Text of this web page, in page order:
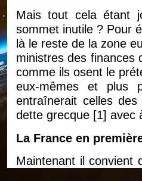
Mais tout cela étant
sommet inutile ? Pour
là le reste de la zone
ministres des finances
comme ils osent le
eux-mêmes et plus
entraînerait celles
dette grecque [1] avec
La France en
Maintenant il convient
déjà caduc avant